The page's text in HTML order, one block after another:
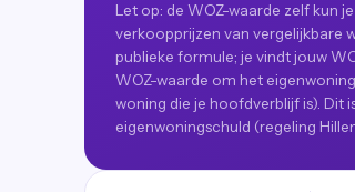
Let op: de WOZ-waarde zelf kun
verkoopprijzen van vergelijkbare
publieke formule; je vindt jouw
WOZ-waarde om het
woning die je hoofdverblijf is). Dit
eigenwoningschuld (regeling